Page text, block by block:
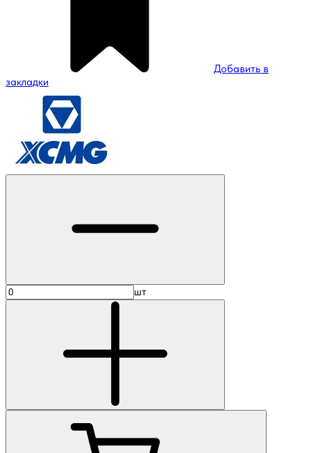
Добавить в
закладки
шт